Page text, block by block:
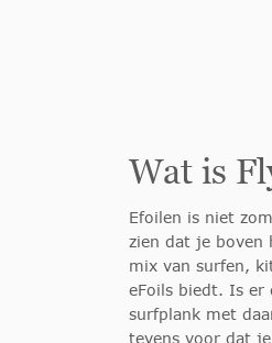
Wat is
Efoilen is niet
zien dat je boven
mix van surfen,
eFoils biedt. Is er
surfplank met
tevens voor dat